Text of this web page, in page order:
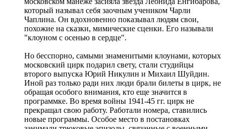
который называл себя заочным учеником Чарли
Чаплина. Он вдохновенно показывал людям свои,
похожие на сказки, мимические сценки. Его называли
"клоуном с осенью в сердце".
Но бесспорно, самыми знаменитыми клоунами, которых
московский цирк подарил свету, стали студийцы
второго выпуска Юрий Никулин и Михаил Шуйдин.
Иной раз только ради них люди брали билеты в цирк, не
обращая особого внимания, кто еще значится в
программке. Во время войны 1941-45 гг. цирк не
прекращал свою работу. Работали номера, ставились
новые программы. Особое место в постановках